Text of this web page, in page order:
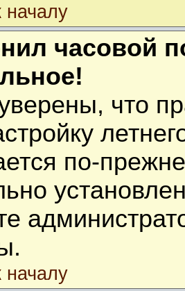
началу
часовой
что
по-
началу